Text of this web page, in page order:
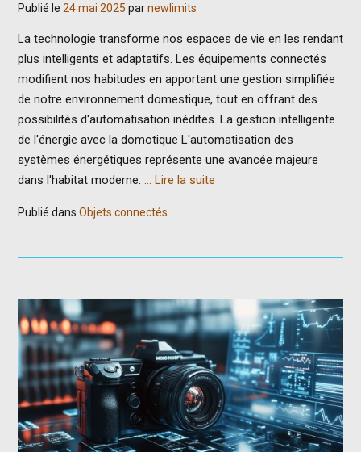
Publié le 24 mai 2025 parnewlimits
La technologie transforme nos espaces de vie en les rendant
plus intelligents et adaptatifs. Les équipements connectés
modifient nos habitudes en apportant une gestion simplifiée
de notre environnement domestique, tout en offrant des
possibilités d'automatisation inédites. La gestion intelligente
de l'énergie avec la domotique L'automatisation des
systèmes énergétiques représente une avancée majeure
dans l'habitat moderne. … Lire la suite
Publié dans Objets connectés